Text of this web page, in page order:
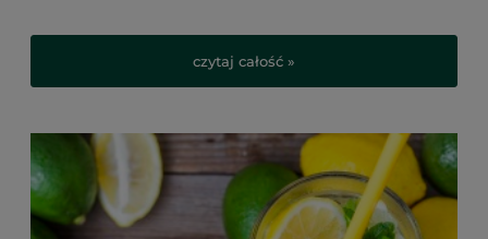
czytaj całość »